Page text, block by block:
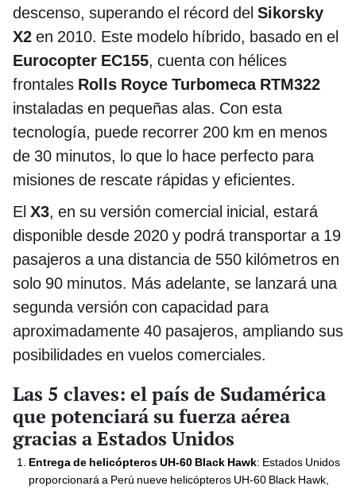
descenso, superando el récord del Sikorsky
X2 en 2010. Este modelo híbrido, basado en el
Eurocopter EC155, cuenta con hélices
frontales Rolls Royce Turbomeca RTM322
instaladas en pequeñas alas. Con esta
tecnología, puede recorrer 200 km en menos
de 30 minutos, lo que lo hace perfecto para
misiones de rescate rápidas y eficientes.
El X3, en su versión comercial inicial, estará
disponible desde 2020 y podrá transportar a 19
pasajeros a una distancia de 550 kilómetros en
solo 90 minutos. Más adelante, se lanzará una
segunda versión con capacidad para
aproximadamente 40 pasajeros, ampliando sus
posibilidades en vuelos comerciales.
Las 5 claves: el país de Sudamérica
que potenciará su fuerza aérea
gracias a Estados Unidos
Entrega de helicópteros UH-60 Black Hawk: Estados Unidos
proporcionará a Perú nueve helicópteros UH-60 Black Hawk,